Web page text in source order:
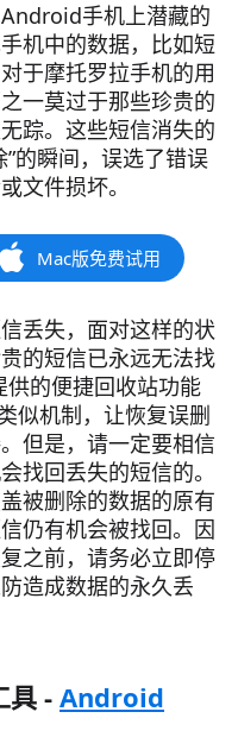
手机上潜藏的
机中的数据，比如短
于摩托罗拉手机的用
一莫过于那些珍贵的
踪。这些短信消失的
的瞬间，误选了错误
文件损坏。
Mac版免费试用
丢失，面对这样的状
的短信已永远无法找
的便捷回收站功能
似机制，让恢复误删
但是，请一定要相信
找回丢失的短信的。
被删除的数据的原有
仍有机会被找回。因
之前，请务必立即停
造成数据的永久丢
具 -Android